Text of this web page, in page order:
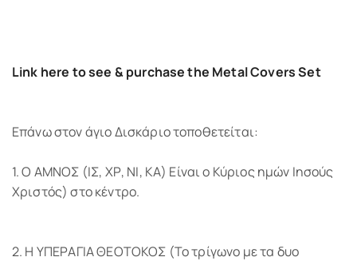
Link here to see & purchase the Metal Covers Set
Επάνω στον άγιο Δισκάριο τοποθετείται:
1. Ο ΑΜΝΟΣ (ΙΣ, ΧΡ, ΝΙ, ΚΑ) Είναι ο Κύριος ημών Ιησούς
Χριστός) στο κέντρο.
2. Η ΥΠΕΡΑΓΙΑ ΘΕΟΤΟΚΟΣ (Το τρίγωνο με τα δυο